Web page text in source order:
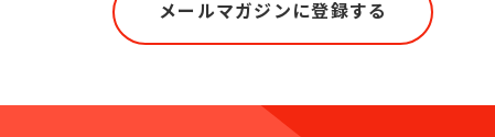
メールマガジンに登録する